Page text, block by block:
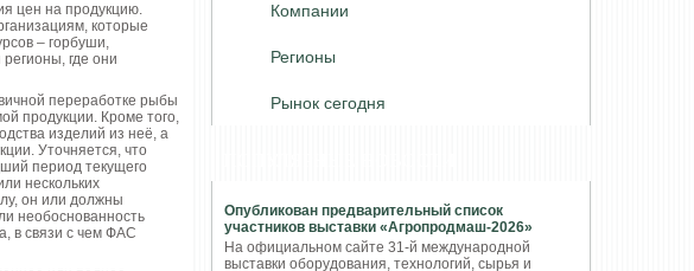
Компании
Регионы
Рынок сегодня
Опубликован предварительный список
участников выставки «Агропродмаш-2026»
На официальном сайте 31-й международной
выставки оборудования, технологий, сырья и
цен на продукцию.
которые
– горбуши,
где они
переработке рыбы
продукции. Кроме того,
изделий из неё, а
Уточняется, что
период текущего
нескольких
он или должны
необоснованность
в связи с чем ФАС